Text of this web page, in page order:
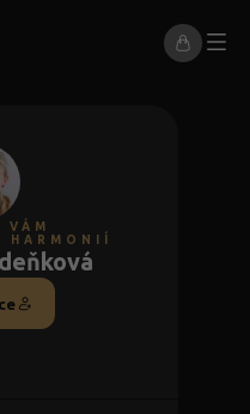
VÁM
HARMONIÍ